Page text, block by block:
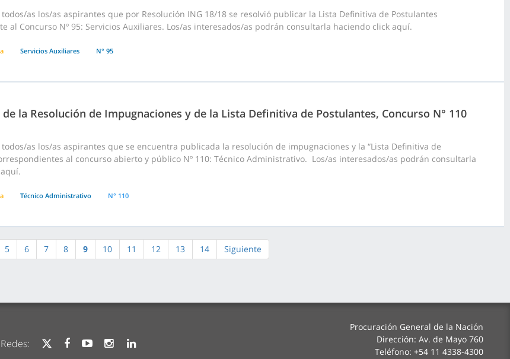
todos/as los/as aspirantes que por Resolución ING 18/18 se resolvió publicar la Lista Definitiva de Postulantes
al Concurso Nº 95: Servicios Auxiliares. Los/as interesados/as podrán consultarla haciendo click aquí.
Servicios Auxiliares N° 95
la Resolución de Impugnaciones y de la Lista Definitiva de Postulantes, Concurso N° 110
todos/as los/as aspirantes que se encuentra publicada la resolución de impugnaciones y la “Lista Definitiva de
al concurso abierto y público Nº 110: Técnico Administrativo. Los/as interesados/as podrán consultarla
Técnico Administrativo N° 110
5 6 7 8 9 10 11 12 13 14 Siguiente
Redes:
Procuración General de la Nación
Dirección: Av. de Mayo 760
Teléfono: +54 11 4338-4300